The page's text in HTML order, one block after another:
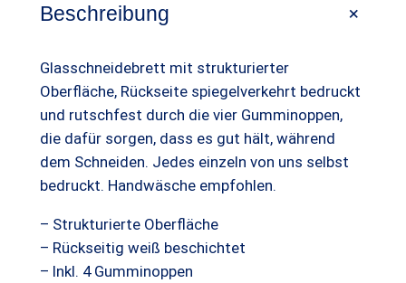
g
i
c
h
e
P
r
P
r
e
i
i
s
Beschreibung +
Glasschneidebrett mit strukturierter
Oberfläche, Rückseite spiegelverkehrt bedruckt
und rutschfest durch die vier Gumminoppen,
die dafür sorgen, dass es gut hält, während
dem Schneiden. Jedes einzeln von uns selbst
bedruckt. Handwäsche empfohlen.
– Strukturierte Oberfläche
– Rückseitig weiß beschichtet
– Inkl. 4 Gumminoppen